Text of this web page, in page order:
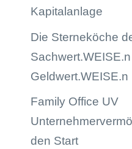
Kapitalanlage
Die Sterneköche
Geldwert.WEISE.n
Family Office UV
den Start